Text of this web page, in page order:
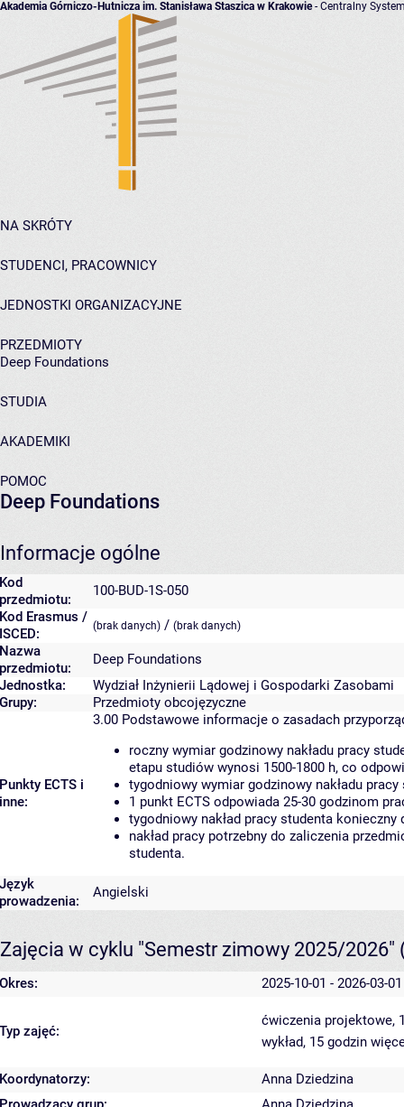
Akademia Górniczo-Hutnicza im. Stanisława Staszica w Krakowie- Centralny
NA SKRÓTY
STUDENCI, PRACOWNICY
JEDNOSTKI ORGANIZACYJNE
PRZEDMIOTY
Deep Foundations
STUDIA
AKADEMIKI
POMOC
Deep Foundations
Informacje ogólne
Kod
przedmiotu:
100-BUD-1S-050
Kod Erasmus /
ISCED:
(brak danych) / (brak danych)
Nazwa
przedmiotu:
Deep Foundations
Jednostka:
Wydział Inżynierii Lądowej i Gospodarki Zasobami
Grupy:
Przedmioty obcojęzyczne
Punkty ECTS i
inne:
3.00 Podstawowe informacje o zasadach
roczny wymiar godzinowy nakładu pracy
etapu studiów wynosi 1500-1800 h, co
tygodniowy wymiar godzinowy nakładu
1 punkt ECTS odpowiada 25-30 godzinom
tygodniowy nakład pracy studenta
nakład pracy potrzebny do zaliczenia
studenta.
Język
prowadzenia:
Angielski
Zajęcia w cyklu "Semestr zimowy 2025/2026"
Okres: 2025-10-01 - 2026-03-01
Typ zajęć:
ćwiczenia projektowe,
wykład, 15 godzin
Koordynatorzy:
Anna Dziedzina